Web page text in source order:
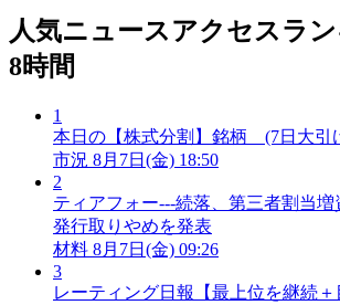
人気ニュースアクセスラ
8時間
1
本日の【株式分割】銘柄 (7日大引
市況 8月7日(金) 18:50
2
ティアフォー---続落、第三者割当
発行取りやめを発表
材料 8月7日(金) 09:26
3
レーティング日報【最上位を継続